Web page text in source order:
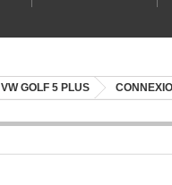
VW GOLF 5 PLUS